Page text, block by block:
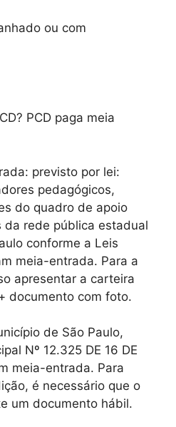
ou com
PCD paga meia
previsto por lei:
pedagógicos,
do quadro de apoio
da rede pública estadual
conforme a Leis
meia-entrada. Para a
apresentar a carteira
documento com foto.
de São Paulo,
Nº 12.325 DE 16 DE
meia-entrada. Para
é necessário que o
um documento hábil.